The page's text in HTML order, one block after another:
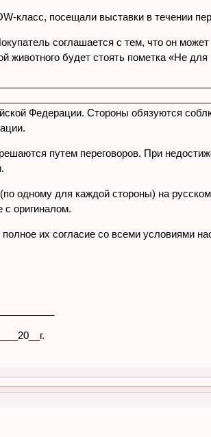
класс, посещали выставки в течении
соглашается с тем, что он
животного будет стоять пометка «Не для
Федерации. Стороны обязуются
путем переговоров. При
одному для каждой стороны) на
с оригиналом.
их согласие со всеми условиями